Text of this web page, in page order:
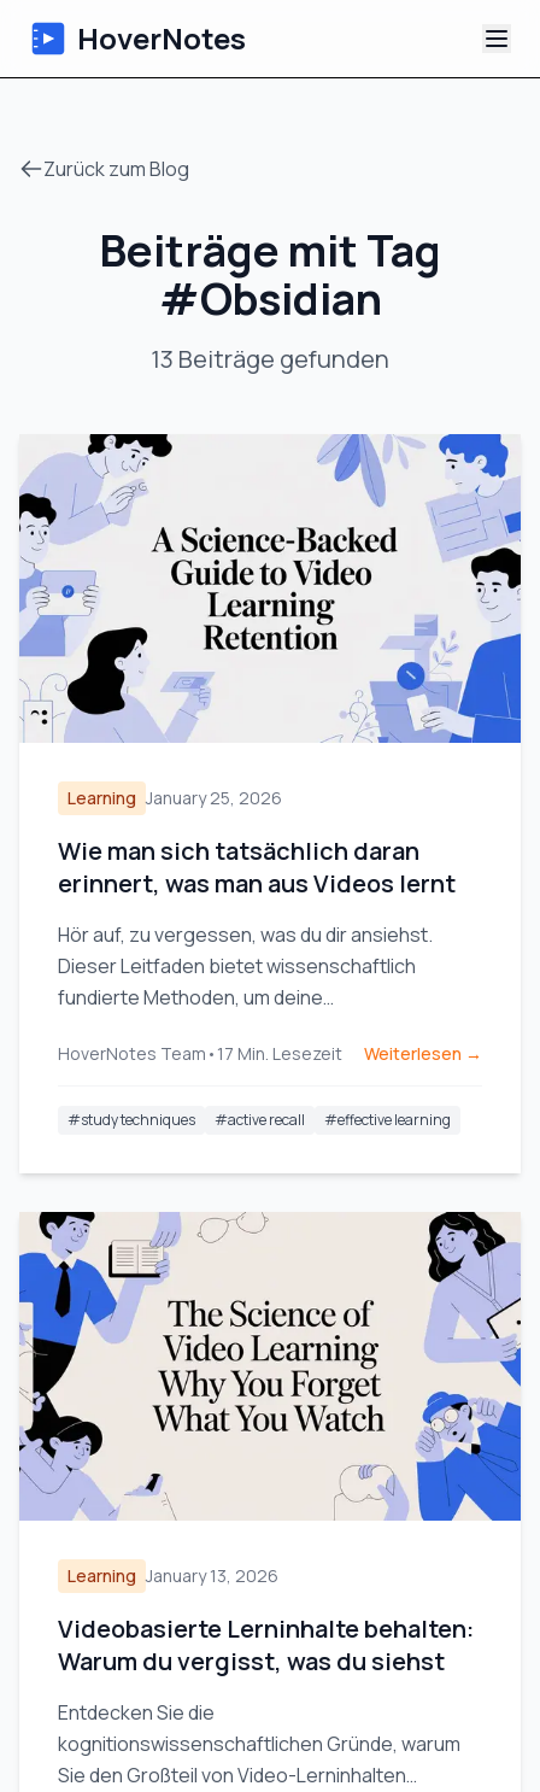
HoverNotes
KI-Video-Notizen
Tutorials
Über uns
Zurück zum Blog
Beiträge mit Tag
#Obsidian
13 Beiträge gefunden
Learning January 25, 2026
Wie man sich tatsächlich daran
erinnert, was man aus Videos lernt
Hör auf, zu vergessen, was du dir ansiehst.
Dieser Leitfaden bietet wissenschaftlich
fundierte Methoden, um deine
durch aktives Abrufen und klügere Notizen zu
HoverNotes Team • 17 Min. Lesezeit Weiterlesen →
#study techniques #active recall #effective learning
Learning January 13, 2026
Videobasierte Lerninhalte behalten:
Warum du vergisst, was du siehst
Entdecken Sie die
kognitionswissenschaftlichen Gründe, warum
Sie den Großteil von Video-Lerninhalten